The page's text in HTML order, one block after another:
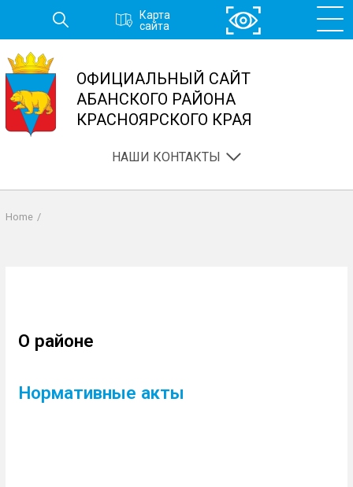
основному
содержанию
Карта
сайта
ОФИЦИАЛЬНЫЙ САЙТ
АБАНСКОГО РАЙОНА
КРАСНОЯРСКОГО КРАЯ
НАШИ КОНТАКТЫ
Home /
О районе
Нормативные акты